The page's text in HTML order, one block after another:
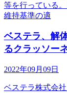
等を行っている
維持基準の適
ベステラ、解
るクラッソー
2022年09月09日
ベステラ株式会